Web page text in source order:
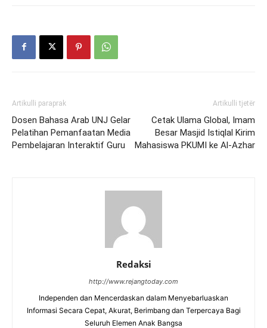
Artikulli paraprak
Dosen Bahasa Arab UNJ Gelar
Pelatihan Pemanfaatan Media
Pembelajaran Interaktif Guru
Artikulli tjetër
Cetak Ulama Global, Imam
Besar Masjid Istiqlal Kirim
Mahasiswa PKUMI ke Al-Azhar
Redaksi
http://www.rejangtoday.com
Independen dan Mencerdaskan dalam Menyebarluaskan
Informasi Secara Cepat, Akurat, Berimbang dan Terpercaya Bagi
Seluruh Elemen Anak Bangsa